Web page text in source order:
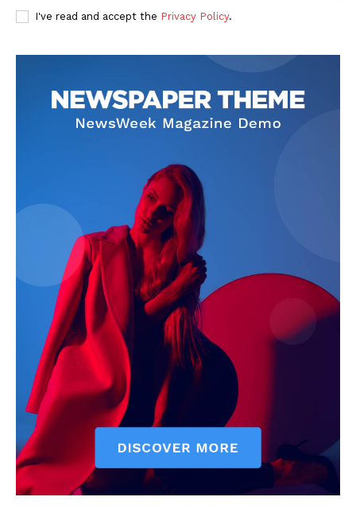
I've read and accept the Privacy Policy.